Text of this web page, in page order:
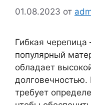
01.08.2023 от
Гибкая
популярный
обладает
требует